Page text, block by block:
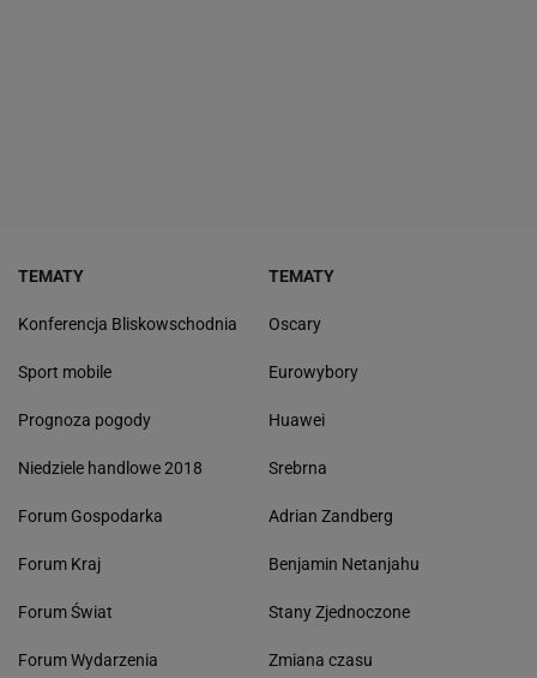
TEMATY
Konferencja Bliskowschodnia
Sport mobile
Prognoza pogody
Niedziele handlowe 2018
Forum Gospodarka
Forum Kraj
Forum Świat
Forum Wydarzenia
TEMATY
Oscary
Eurowybory
Huawei
Srebrna
Adrian Zandberg
Benjamin Netanjahu
Stany Zjednoczone
Zmiana czasu